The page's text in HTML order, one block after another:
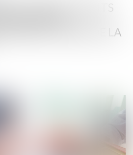
CESSION, DROITS
PAR LE
DÉDUCTIBLES DE LA